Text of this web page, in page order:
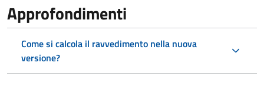
Approfondimenti
Come si calcola il ravvedimento nella nuova
versione?